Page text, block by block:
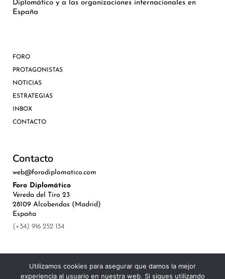
Diplomático y a las organizaciones internacionales en
España
FORO
PROTAGONISTAS
NOTICIAS
ESTRATEGIAS
INBOX
CONTACTO
Contacto
web@forodiplomatico.com
Foro Diplomático
Vereda del Tiro 23
28109 Alcobendas (Madrid)
España
(+34) 916 252 134
Utilizamos cookies para asegurar que damos la mejor
experiencia al usuario en nuestra web. Si sigues utilizando